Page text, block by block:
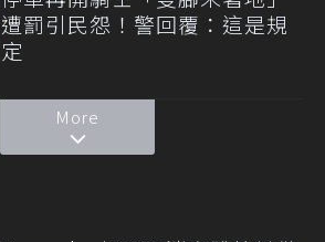
遭罰引民怨！警回覆：這是規
定
More